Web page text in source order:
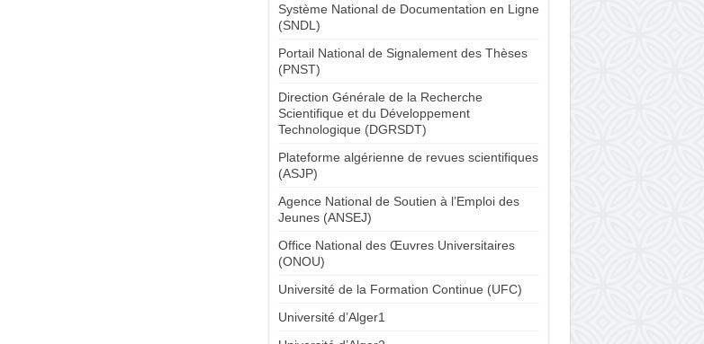
Système National de Documentation en Ligne
(SNDL)
Portail National de Signalement des Thèses
(PNST)
Direction Générale de la Recherche
Scientifique et du Développement
Technologique (DGRSDT)
Plateforme algérienne de revues scientifiques
(ASJP)
Agence National de Soutien à l’Emploi des
Jeunes (ANSEJ)
Office National des Œuvres Universitaires
(ONOU)
Université de la Formation Continue (UFC)
Université d’Alger1